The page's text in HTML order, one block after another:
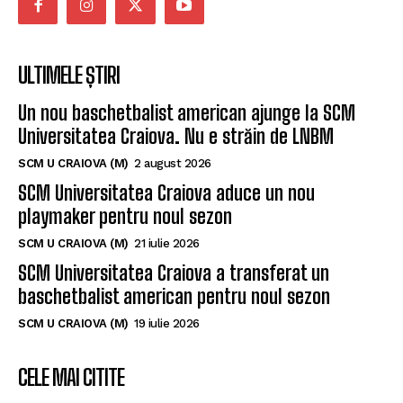
ULTIMELE ȘTIRI
Un nou baschetbalist american ajunge la SCM
Universitatea Craiova. Nu e străin de LNBM
SCM U CRAIOVA (M) 2 august 2026
SCM Universitatea Craiova aduce un nou
playmaker pentru noul sezon
SCM U CRAIOVA (M) 21 iulie 2026
SCM Universitatea Craiova a transferat un
baschetbalist american pentru noul sezon
SCM U CRAIOVA (M) 19 iulie 2026
CELE MAI CITITE